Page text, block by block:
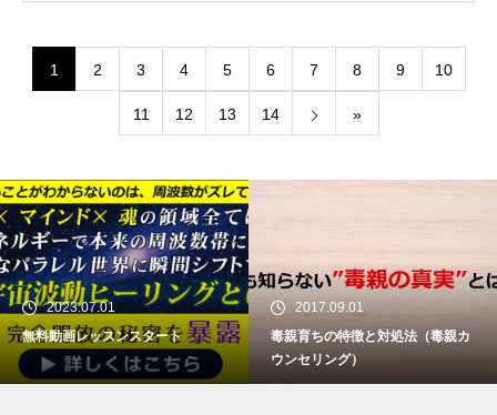
1 2 3 4 5 6 7 8 9 10
11 12 13 14 »
2023.07.01
無料動画レッスンスタート
2017.09.01
毒親育ちの特徴と対処法（毒親カ
ウンセリング）